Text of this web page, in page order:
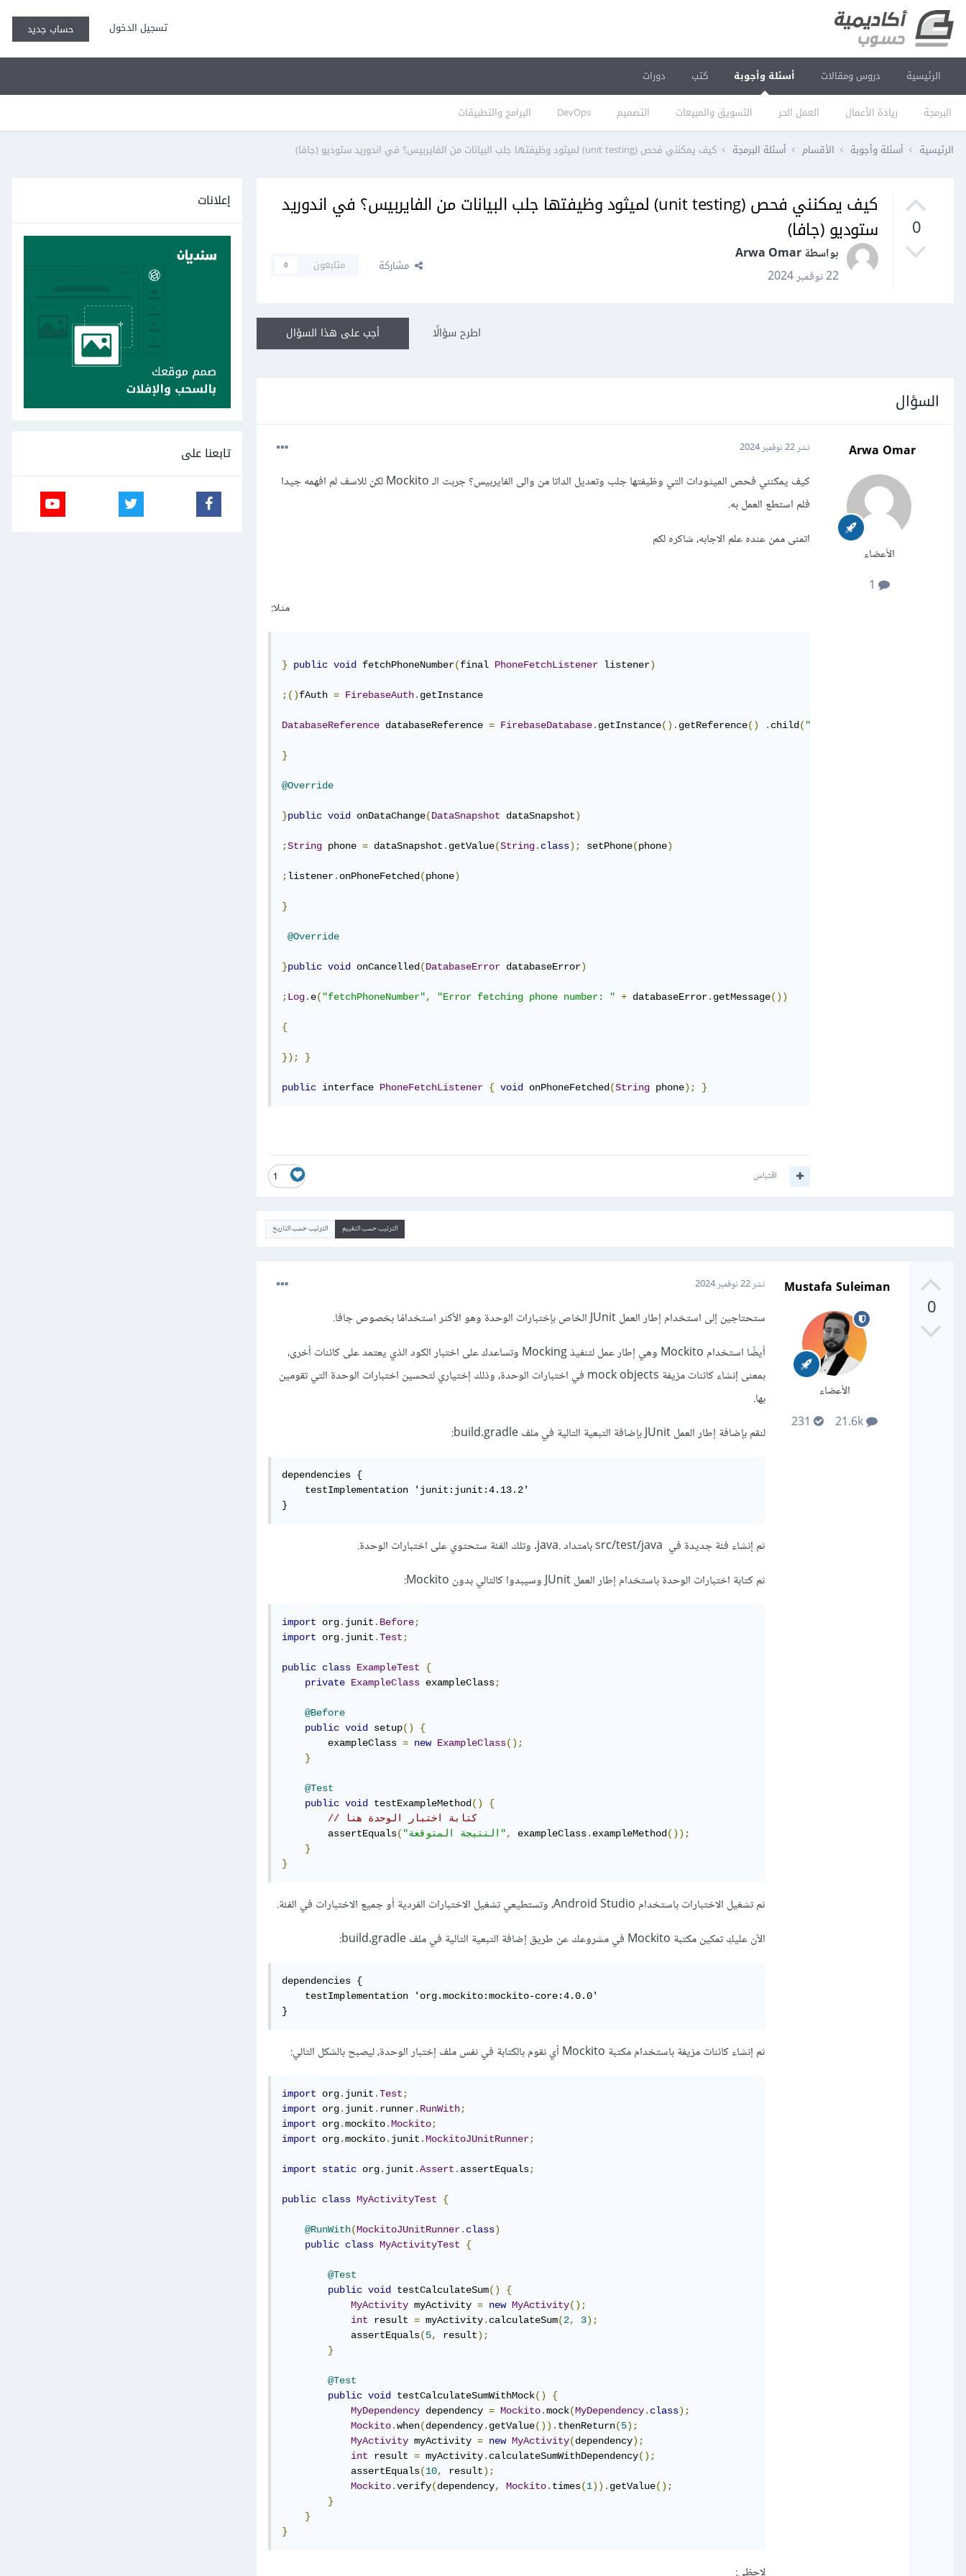
تسجيل الدخول حساب جديد
الرئيسية دروس ومقالات أسئلة وأجوبة
البرمجة ريادة الأعمال العمل الحر التسويق والمبيعات التصميم DevOps البرامج والتطبيقات
كتب دورات
الرئيسية أسئلة وأجوبة الأقسام أسئلة البرمجة كيف يمكنني فحص (unit testing) لميثود وظيفتها جلب البيانات من الفايربيس؟ في اندوريد ستوديو (جافا)
0
كيف يمكنني فحص (unit testing) لميثود وظيفتها جلب البيانات من الفايربيس؟ في اندوريد
ستوديو (جافا)
بواسطة Arwa Omar
22 نوفمبر 2024
مشاركة متابعون 0
أجب على هذا السؤال اطرح سؤالًا
السؤال
Arwa Omar
الأعضاء
نشر22 نوفمبر 2024
كيف يمكنني فحص الميثودات التي وظيفتها جلب وتعديل الداتا من والى الفايربيس؟ جربت الـ Mockito لكن للاسف لم افهمه جيدا
فلم استطع العمل به.
اتمنى ممن عنده علم الاجابه، شاكره لكم
مثلا:
} public void fetchPhoneNumber(final PhoneFetchListener listener)
;()fAuth = FirebaseAuth. getInstance
DatabaseReference databaseReference = FirebaseDatabase. getInstance(). getReference() . child ( "customer"
}
@Override
}public void onDataChange(DataSnapshot dataSnapshot)
;String phone = dataSnapshot . getValue(String. class); setPhone(phone)
;listener. onPhoneFetched (phone)
}
@Override
}public void onCancelled (DatabaseError databaseError)
;Log. e( "fetchPhoneNumber", "Error fetching phone number: " + databaseError. getMessage())
{
}); }
public interface PhoneFetchListener { void onPhoneFetched (String phone); }
1 اقتباس
الترتيب حسب التقييم الترتيب حسب التاريخ
0
Mustafa Suleiman
الأعضاء
نشر22 نوفمبر 2024
ستحتاجين إلى استخدام إطار العمل JUnit الخاص بإختبارات الوحدة وهو الأكثر استخدامًا بخصوص جافا.
أيضًا استخدام Mockito وهي إطار عمل لتنفيذ Mocking وتساعدك على اختبار الكود الذي يعتمد على كائنات أخرى،
بمعنى إنشاء كائنات مزيفة mock objects في اختبارات الوحدة، وذلك إختياري لتحسين اختبارات الوحدة التي تقومين
بها.
لنقم بإضافة إطار العمل JUnit بإضافة التبعية التالية في ملف build.gradle:
dependencies {
    testImplementation 'junit:junit:4.13.2'
}
ثم إنشاء فئة جديدة في src/test/java بامتداد .java. وتلك الفئة ستحتوي على اختبارات الوحدة.
ثم كتابة اختبارات الوحدة باستخدام إطار العمل JUnit وسيبدوا كالتالي بدون Mockito:
import org. junit . Before;
import org. junit .Test ;
public class ExampleTest
{
private ExampleClass exampleClass;
@Before
public void setup()
{
        exampleClass
= new ExampleClass();
}
@Test
public void testExampleMethod ()
{
// كتابة اختبار الوحدة هنا
        assertEquals
( "النتيجة المتوقعة", exampleClass. exampleMethod ());
}
}
ثم تشغيل الاختبارات باستخدام Android Studio، وتستطيعي تشغيل الاختبارات الفردية أو جميع الاختبارات في الفئة.
الآن عليكِ تمكين مكتبة Mockito في مشروعك عن طريق إضافة التبعية التالية في ملف build.gradle:
dependencies {
    testImplementation 'org.mockito:mockito-core:4.0.0'
}
ثم إنشاء كائنات مزيفة باستخدام مكتبة Mockito أي نقوم بالكتابة في نفس ملف إختبار الوحدة، ليصبح بالشكل التالي:
import org. junit .Test ;
import org. junit . runner. RunWith;
import org.mockito.Mockito;
import org.mockito. junit .MockitoJUnitRunner;
import static org. junit .Assert . assertEquals;
public class MyActivityTest {
@RunWith(MockitoJUnitRunner. class)
public class MyActivityTest {
@Test
public void testCalculateSum()
{
MyActivity myActivity = new MyActivity();
int result = myActivity. calculateSum(2, 3);
            assertEquals
(5, result);
}
@Test
public void testCalculateSumWithMock()
{
MyDependency dependency = Mockito.mock(MyDependency. class);
Mockito.when(dependency. getValue()). thenReturn(5);
MyActivity myActivity = new MyActivity(dependency);
int result = myActivity. calculateSumWithDependency();
            assertEquals
(10, result);
Mockito.verify(dependency, Mockito. times(1)). getValue();
}
}
}
إعلانات
تابعنا على